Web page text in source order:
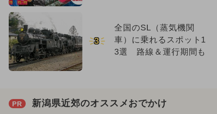
3
全国のSL（蒸気機関
車）に乗れるスポット1
3選 路線＆運行期間も
PR 新潟県近郊のオススメおでかけ